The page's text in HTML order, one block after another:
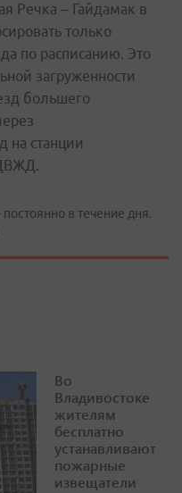
Речка – Гайдамак в
только
по расписанию. Это
загруженности
большего
на станции
в течение дня.
Во
Владивостоке
жителям
бесплатно
устанавливают
пожарные
извещатели